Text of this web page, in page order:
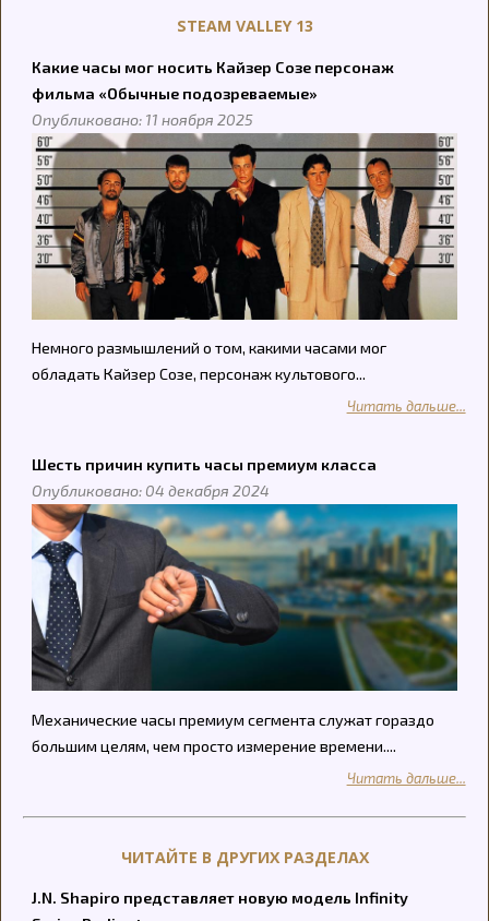
STEAM VALLEY 13
Какие часы мог носить Кайзер Созе персонаж
фильма «Обычные подозреваемые»
Опубликовано: 11 ноября 2025
Немного размышлений о том, какими часами мог
обладать Кайзер Созе, персонаж культового...
Читать дальше...
Шесть причин купить часы премиум класса
Опубликовано: 04 декабря 2024
Механические часы премиум сегмента служат гораздо
большим целям, чем просто измерение времени....
Читать дальше...
ЧИТАЙТЕ В ДРУГИХ РАЗДЕЛАХ
J.N. Shapiro представляет новую модель Infinity